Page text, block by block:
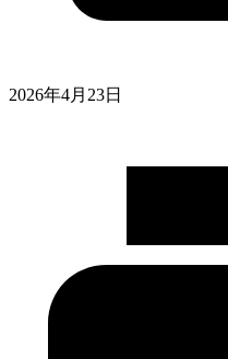
2026年4月23日